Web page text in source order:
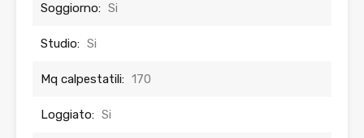
Soggiorno: Si
Studio: Si
Mq calpestatili: 170
Loggiato: Si